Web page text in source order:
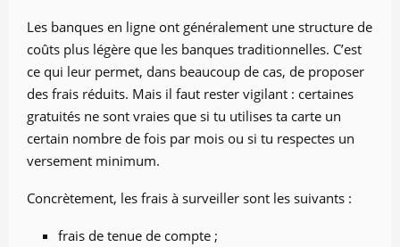
Les banques en ligne ont généralement une structure de
coûts plus légère que les banques traditionnelles. C’est
ce qui leur permet, dans beaucoup de cas, de proposer
des frais réduits. Mais il faut rester vigilant : certaines
gratuités ne sont vraies que si tu utilises ta carte un
certain nombre de fois par mois ou si tu respectes un
versement minimum.
Concrètement, les frais à surveiller sont les suivants :
frais de tenue de compte ;